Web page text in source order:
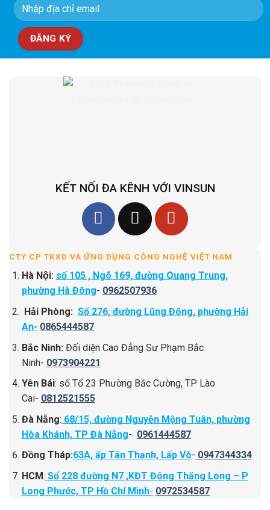
KẾT NỐI ĐA KÊNH VỚI VINSUN
CTY CP TKXD VÀ ỨNG DỤNG CÔNG NGHỆ VIỆT NAM
Hà Nội: số 105 , Ngõ 169, đường Quang Trung,
phường Hà Đông- 0962507936
Hải Phòng: Số 276, đường Lũng Đông, phường Hải
An- 0865444587
Bắc Ninh: Đối diện Cao Đẳng Sư Phạm Bắc
Ninh- 0973904221
Yên Bái: số Tổ 23 Phường Bắc Cường, TP Lào
Cai- 0812521555
Đà Nẵng: 68/15, đường Nguyễn Mộng Tuân, phường
Hòa Khánh, TP Đà Nẵng- 0961444587
Đồng Tháp:63A, ấp Tân Thạnh, Lấp Vò- 0947344334
HCM: Số 228 đường N7 ,KĐT Đông Thăng Long – P
Long Phước, TP Hồ Chí Minh- 0972534587